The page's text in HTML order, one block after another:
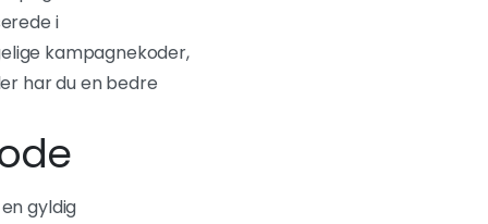
i
kampagnekoder,
har du en bedre
gyldig